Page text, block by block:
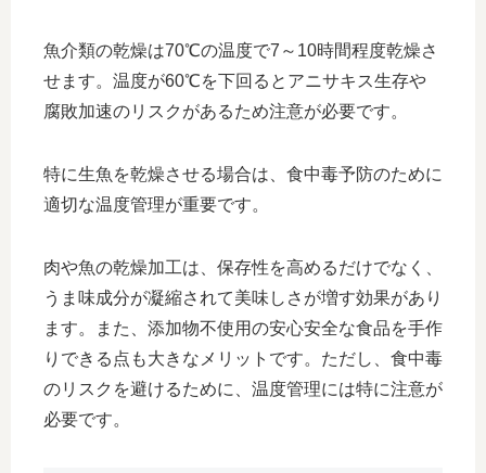
魚介類の乾燥は70℃の温度で7～10時間程度乾燥さ
せます。温度が60℃を下回るとアニサキス生存や
腐敗加速のリスクがあるため注意が必要です。
特に生魚を乾燥させる場合は、食中毒予防のために
適切な温度管理が重要です。
肉や魚の乾燥加工は、保存性を高めるだけでなく、
うま味成分が凝縮されて美味しさが増す効果があり
ます。また、添加物不使用の安心安全な食品を手作
りできる点も大きなメリットです。ただし、食中毒
のリスクを避けるために、温度管理には特に注意が
必要です。